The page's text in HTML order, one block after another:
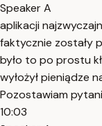
Speaker A
aplikacji
faktycznie zostały
było to po prostu
wyłożył pieniądze
Pozostawiam
10:03